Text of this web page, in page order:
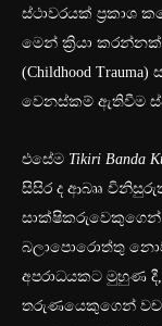
ස්ථාවරයක් ප්‍රකාශ
මෙන් ක්‍රියා
(Childhood
වෙනස්කම් ඇතිවීම
එසේම Tikiri Banda
සිසිර ද ආබෲ
සාක්ෂිකරුවෙකුගෙන්
බලාපොරොත්තු
අපරාධයකට මුහුණ දී,
තරුණයෙකුගෙන්